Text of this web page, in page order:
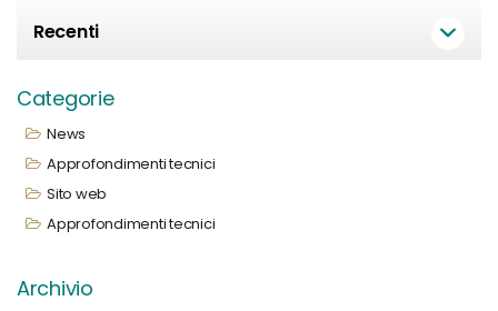
Recenti
Categorie
News
Approfondimenti tecnici
Sito web
Approfondimenti tecnici
Archivio